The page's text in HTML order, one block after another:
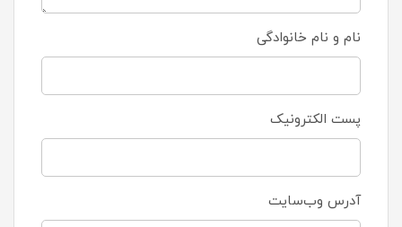
نام و نام خانوادگی
پست الکترونیک
آدرس وب‌سایت